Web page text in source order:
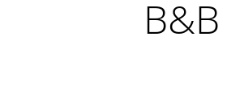
B&B